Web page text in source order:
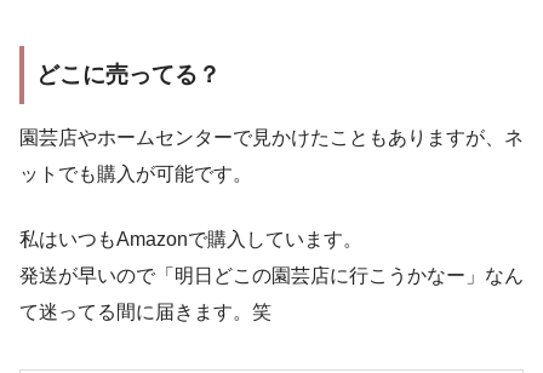
どこに売ってる？
園芸店やホームセンターで見かけたこともありますが、ネ
ットでも購入が可能です。
私はいつもAmazonで購入しています。
発送が早いので「明日どこの園芸店に行こうかなー」なん
て迷ってる間に届きます。笑